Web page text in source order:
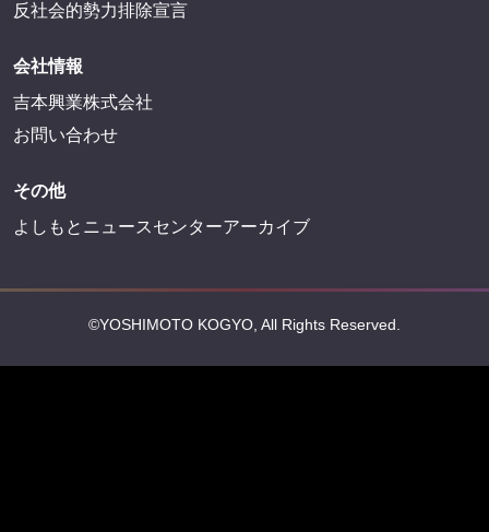
反社会的勢力排除宣言
会社情報
吉本興業株式会社
お問い合わせ
その他
よしもとニュースセンターアーカイブ
©YOSHIMOTO KOGYO, All Rights Reserved.